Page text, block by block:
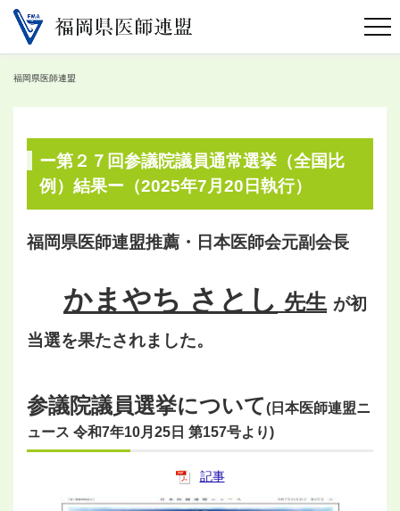
福岡県医師連盟
ー第２７回参議院議員通常選挙（全国比
例）結果ー（2025年7月20日執行）
福岡県医師連盟推薦・日本医師会元副会長
かまやち さとし 先生 が初
当選を果たされました。
参議院議員選挙について(日本医師連盟ニ
ュース 令和7年10月25日 第157号より)
記事